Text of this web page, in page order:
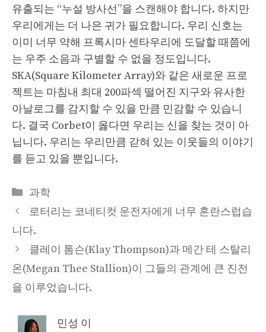
유출되는 “누설 방사선”을 스캔해야 합니다. 하지만
우리에게는 더 나은 귀가 필요합니다. 우리 신호는
이미 너무 약해 프록시마 센타우리에 도달할 때쯤에
는 우주 소음과 구별할 수 없을 정도입니다.
SKA(Square Kilometer Array)와 같은 새로운 프로
젝트는 마침내 최대 200파섹 떨어진 지구와 유사한
아날로그를 감지할 수 있을 만큼 민감할 수 있습니
다. 결국 Corbet이 옳다면 우리는 신을 찾는 것이 아
닙니다. 우리는 우리만큼 갇혀 있는 이웃들의 이야기
를 듣고 있을 뿐입니다.
Categories
과학
로터리는 코네티컷 운전자에게 너무 혼란스럽습
니다.
클레이 톰슨(Klay Thompson)과 메간 테 스탈리
온(Megan Thee Stallion)이 그들의 관계에 큰 진전
을 이루었습니다.
민성 이